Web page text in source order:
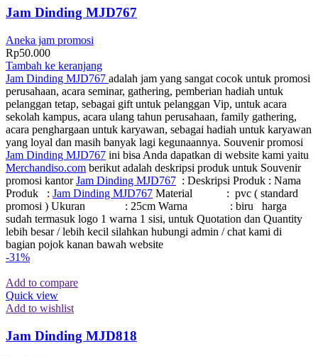
Jam Dinding MJD767
Aneka jam promosi
Rp50.000
Tambah ke keranjang
Jam Dinding MJD767 adalah jam yang sangat cocok untuk promosi
perusahaan, acara seminar, gathering, pemberian hadiah untuk
pelanggan tetap, sebagai gift untuk pelanggan Vip, untuk acara
sekolah kampus, acara ulang tahun perusahaan, family gathering,
acara penghargaan untuk karyawan, sebagai hadiah untuk karyawan
yang loyal dan masih banyak lagi kegunaannya. Souvenir promosi
Jam Dinding MJD767 ini bisa Anda dapatkan di website kami yaitu
Merchandiso.com berikut adalah deskripsi produk untuk Souvenir
promosi kantorJam Dinding MJD767 : Deskripsi Produk : Nama
Produk : Jam Dinding MJD767 Material : pvc ( standard
promosi ) Ukuran : 25cm Warna : biru harga
sudah termasuk logo 1 warna 1 sisi, untuk Quotation dan Quantity
lebih besar / lebih kecil silahkan hubungi admin / chat kami di
bagian pojok kanan bawah website
-31%
Add to compare
Quick view
Add to wishlist
Jam Dinding MJD818